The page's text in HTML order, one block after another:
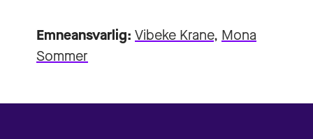
Emneansvarlig: Vibeke Krane, Mona
Sommer